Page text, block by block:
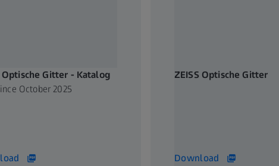
Optische Gitter - Katalog
October 2025
ZEISS Optische Gitter
Download